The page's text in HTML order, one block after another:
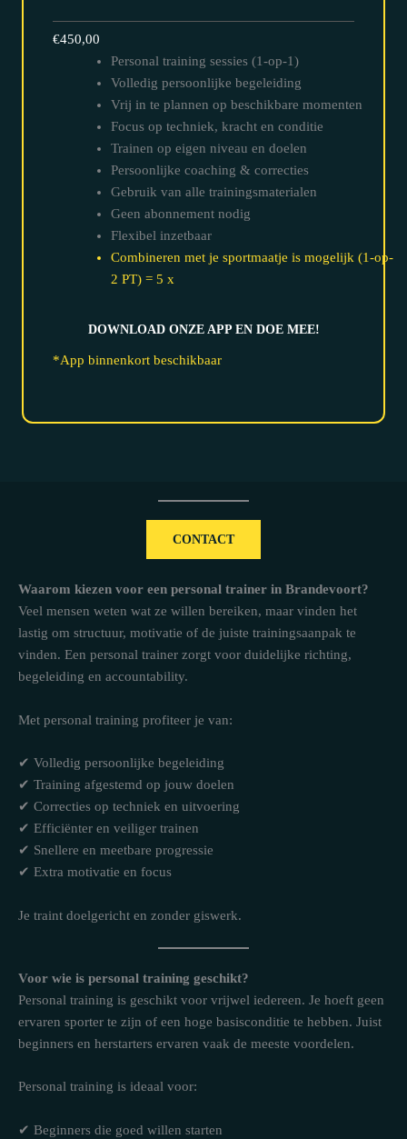
€450,00
Personal training sessies (1-op-1)
Volledig persoonlijke begeleiding
Vrij in te plannen op beschikbare momenten
Focus op techniek, kracht en conditie
Trainen op eigen niveau en doelen
Persoonlijke coaching & correcties
Gebruik van alle trainingsmaterialen
Geen abonnement nodig
Flexibel inzetbaar
Combineren met je sportmaatje is mogelijk (1-op-
2 PT) = 5 x
DOWNLOAD ONZE APP EN DOE MEE!
*App binnenkort beschikbaar
CONTACT
Waarom kiezen voor een personal trainer in Brandevoort?
Veel mensen weten wat ze willen bereiken, maar vinden het
lastig om structuur, motivatie of de juiste trainingsaanpak te
vinden. Een personal trainer zorgt voor duidelijke richting,
begeleiding en accountability.
Met personal training profiteer je van:
✔ Volledig persoonlijke begeleiding
✔ Training afgestemd op jouw doelen
✔ Correcties op techniek en uitvoering
✔ Efficiënter en veiliger trainen
✔ Snellere en meetbare progressie
✔ Extra motivatie en focus
Je traint doelgericht en zonder giswerk.
Voor wie is personal training geschikt?
Personal training is geschikt voor vrijwel iedereen. Je hoeft geen
ervaren sporter te zijn of een hoge basisconditie te hebben. Juist
beginners en herstarters ervaren vaak de meeste voordelen.
Personal training is ideaal voor:
✔ Beginners die goed willen starten